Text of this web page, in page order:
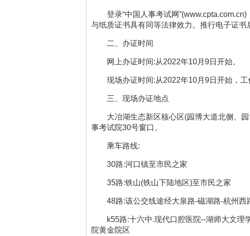
登录“中国人事考试网”(www.cpta.com.cn)
与纸质证书具有同等法律效力。推行电子证
二、办证时间
网上办证时间:从2022年10月 9日开始。
现场办证时间:从2022年10月 9日开始 ，
三、现场办证地点
大冶湖生态新区核心区(园博大道北侧、
事考试院30号窗口。
乘车路线:
30路:河口镇至市民之家
35路:铁山(铁山下陆地区)至市民之家
48路:该公交线途经大泉路-磁湖路-杭州西
k55路:十六中.现代口腔医院--湖师大文理
院黄金院区